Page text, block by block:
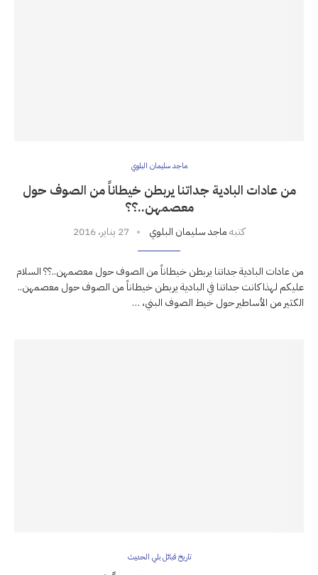
ماجد سليمان البلوي
من عادات البادية جداتنا يربطن خيطاناً من الصوف حول
معصمهن..؟؟
كتبهماجد سليمان البلوي 27 يناير، 2016
من عادات البادية جداتنا يربطن خيطاناً من الصوف حول معصمهن..؟؟ السلام
عليكم لهذا كانت جداتنا في البادية يربطن خيطاناً من الصوف حول معصمهن..
الكثير من الأساطير حول خيط الصوف البني، …
تاريخ قبائل بلي الحديث